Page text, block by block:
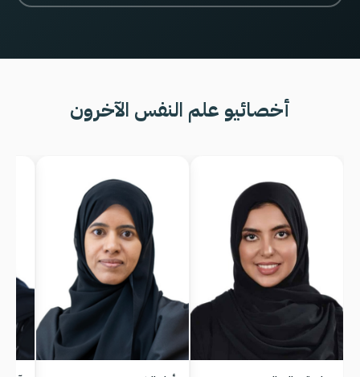
أخصائيو علم النفس الآخرون